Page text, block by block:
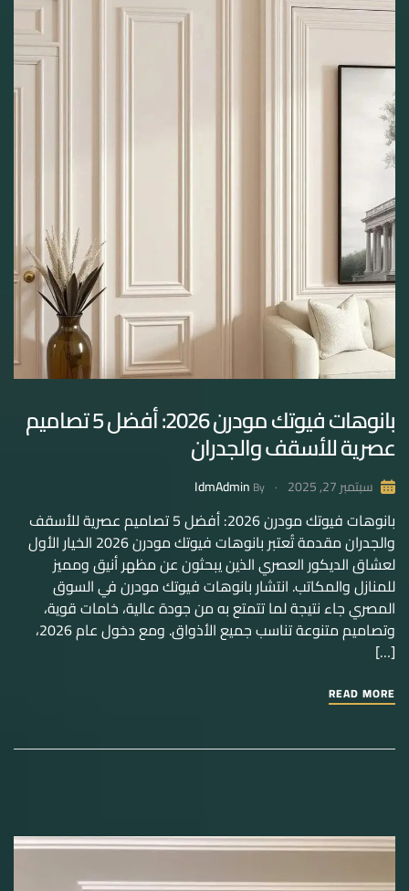
بانوهات فيوتك مودرن 2026: أفضل 5 تصاميم
عصرية للأسقف والجدران
سبتمبر 27, 2025 By
IdmAdmin
بانوهات فيوتك مودرن 2026: أفضل 5 تصاميم عصرية للأسقف
والجدران مقدمة تُعتبر بانوهات فيوتك مودرن 2026 الخيار الأول
لعشاق الديكور العصري الذين يبحثون عن مظهر أنيق ومميز
للمنازل والمكاتب. انتشار بانوهات فيوتك مودرن في السوق
المصري جاء نتيجة لما تتمتع به من جودة عالية، خامات قوية،
وتصاميم متنوعة تناسب جميع الأذواق. ومع دخول عام 2026،
[…]
READ MORE